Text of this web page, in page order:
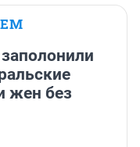
жен без